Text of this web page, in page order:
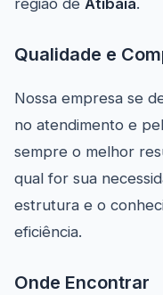
região de Atibaia.
Qualidade e
Nossa empresa se
no atendimento e
sempre o melhor
qual for sua
estrutura e o
eficiência.
Onde Encontrar